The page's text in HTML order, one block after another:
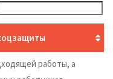
работы, а